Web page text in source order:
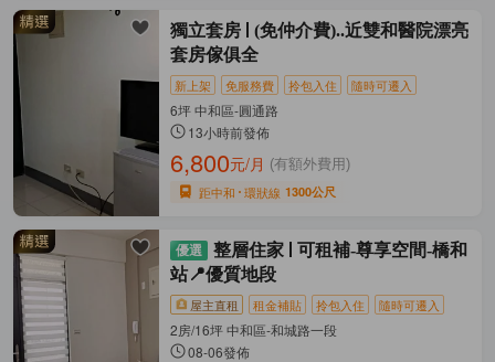
獨立套房
(免仲介費)..近雙和醫院漂亮
套房傢俱全
新上架 免服務費 拎包入住 隨時可遷入
6坪 中和區-圓通路
13小時前發佈
6,800元/月 (有額外費用)
距中和 環狀線 1300公尺
整層住家
可租補-尊享空間-橋和
站📍優質地段
屋主直租 租金補貼 拎包入住 隨時可遷入
2房/16坪 中和區-和城路一段
08-06發佈